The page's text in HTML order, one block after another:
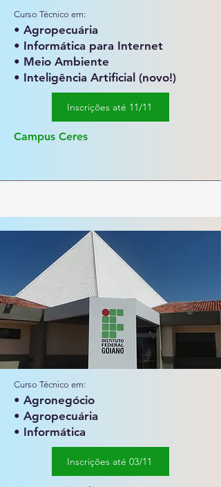
Curso Técnico em:
• Agropecuária
• Informática para Internet​
• Meio Ambiente
• Inteligência Artificial (novo!)
Inscrições até 11/11
Campus Ceres
Curso Técnico em:
• Agronegócio
• Agropecuária
• Informática
Inscrições até 03/11